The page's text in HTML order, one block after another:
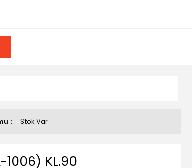
Stok Var
1006) KL.90